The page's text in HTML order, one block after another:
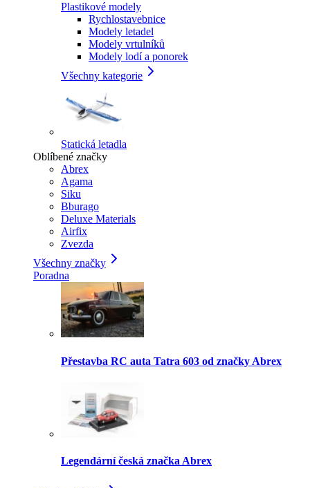
Plastikové modely
Rychlostavebnice
Modely letadel
Modely vrtulníků
Modely lodí a ponorek
Všechny kategorie
Statická letadla
Oblíbené značky
Abrex
Agama
Siku
Bburago
Deluxe Materials
Airfix
Zvezda
Všechny značky
Poradna
Přestavba RC auta Tatra 603 od značky Abrex
Legendární česká značka Abrex